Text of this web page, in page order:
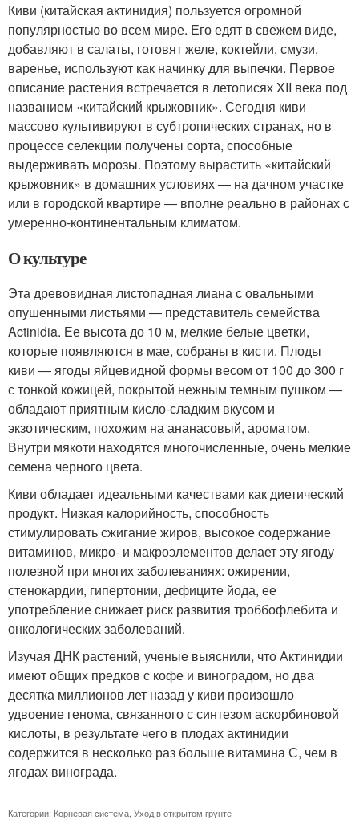
Киви (китайская актинидия) пользуется огромной
популярностью во всем мире. Его едят в свежем виде,
добавляют в салаты, готовят желе, коктейли, смузи,
варенье, используют как начинку для выпечки. Первое
описание растения встречается в летописях XII века под
названием «китайский крыжовник». Сегодня киви
массово культивируют в субтропических странах, но в
процессе селекции получены сорта, способные
выдерживать морозы. Поэтому вырастить «китайский
крыжовник» в домашних условиях ― на дачном участке
или в городской квартире ― вполне реально в районах с
умеренно-континентальным климатом.
О культуре
Эта древовидная листопадная лиана с овальными
опушенными листьями ― представитель семейства
Actinidia. Ее высота до 10 м, мелкие белые цветки,
которые появляются в мае, собраны в кисти. Плоды
киви ― ягоды яйцевидной формы весом от 100 до 300 г
с тонкой кожицей, покрытой нежным темным пушком ―
обладают приятным кисло-сладким вкусом и
экзотическим, похожим на ананасовый, ароматом.
Внутри мякоти находятся многочисленные, очень мелкие
семена черного цвета.
Киви обладает идеальными качествами как диетический
продукт. Низкая калорийность, способность
стимулировать сжигание жиров, высокое содержание
витаминов, микро- и макроэлементов делает эту ягоду
полезной при многих заболеваниях: ожирении,
стенокардии, гипертонии, дефиците йода, ее
употребление снижает риск развития троббофлебита и
онкологических заболеваний.
Изучая ДНК растений, ученые выяснили, что Актинидии
имеют общих предков с кофе и виноградом, но два
десятка миллионов лет назад у киви произошло
удвоение генома, связанного с синтезом аскорбиновой
кислоты, в результате чего в плодах актинидии
содержится в несколько раз больше витамина С, чем в
ягодах винограда.
Категории: Корневая система Уход в открытом грунте